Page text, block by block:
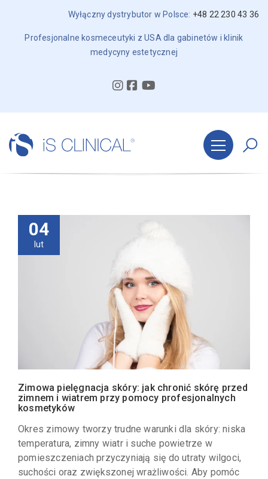
Wyłączny dystrybutor w Polsce: +48 22 230 43 36
Profesjonalne kosmeceutyki z USA dla gabinetów i klinik
medycyny estetycznej
04
lut
Zimowa pielęgnacja skóry: jak chronić skórę przed
zimnem i wiatrem przy pomocy profesjonalnych
kosmetyków
Okres zimowy tworzy trudne warunki dla skóry: niska
temperatura, zimny wiatr i suche powietrze w
pomieszczeniach przyczyniają się do utraty wilgoci,
suchości oraz zwiększonej wrażliwości. Aby pomóc